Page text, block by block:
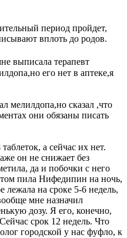
период пройдет,
вплоть до родов.
выписала терапевт
его нет в аптеке,я
мелилдопа,но сказал ,что
они обязаны писать
а сейчас их нет.
он не снижает без
да и побочки с него
пила Нифедипин на ночь,
лежала на сроке 5-6 недель,
мне назначил
дозу. Я его, конечно,
срок 12 недель. Что
городской у нас фуфло, к